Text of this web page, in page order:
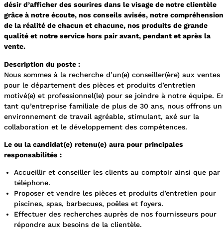
désir d’afficher des sourires dans le visage de notre clientèle
grâce à notre écoute, nos conseils avisés, notre compréhension
de la réalité de chacun et chacune, nos produits de grande
qualité et notre service hors pair avant, pendant et après la
vente.
Description du poste :
Nous sommes à la recherche d’un(e) conseiller(ère) aux ventes
pour le département des pièces et produits d’entretien
motivé(e) et professionnel(le) pour se joindre à notre équipe.
tant qu’entreprise familiale de plus de 30 ans, nous offrons un
environnement de travail agréable, stimulant, axé sur la
collaboration et le développement des compétences.
Le ou la candidat(e) retenu(e) aura pour principales
responsabilités :
Accueillir et conseiller les clients au comptoir ainsi que par
téléphone.
Proposer et vendre les pièces et produits d’entretien pour
piscines, spas, barbecues, poêles et foyers.
Effectuer des recherches auprès de nos fournisseurs pour
répondre aux besoins de la clientèle.